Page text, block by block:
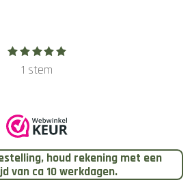
1
s
2
s
t
e
n
3
s
t
e
n
4
s
t
e
n
5
s
e
n
S
e
1 stem
houd rekening met een
van ca 10 werkdagen.